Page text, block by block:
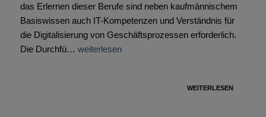
das Erlernen dieser Berufe sind neben kaufmännischem
Basiswissen auch IT-Kompetenzen und Verständnis für
die Digitalisierung von Geschäftsprozessen erforderlich.
Die Durchfü… weiterlesen
WEITERLESEN